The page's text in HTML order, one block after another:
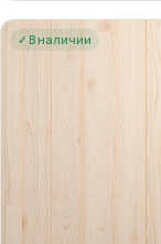
✓ В наличии